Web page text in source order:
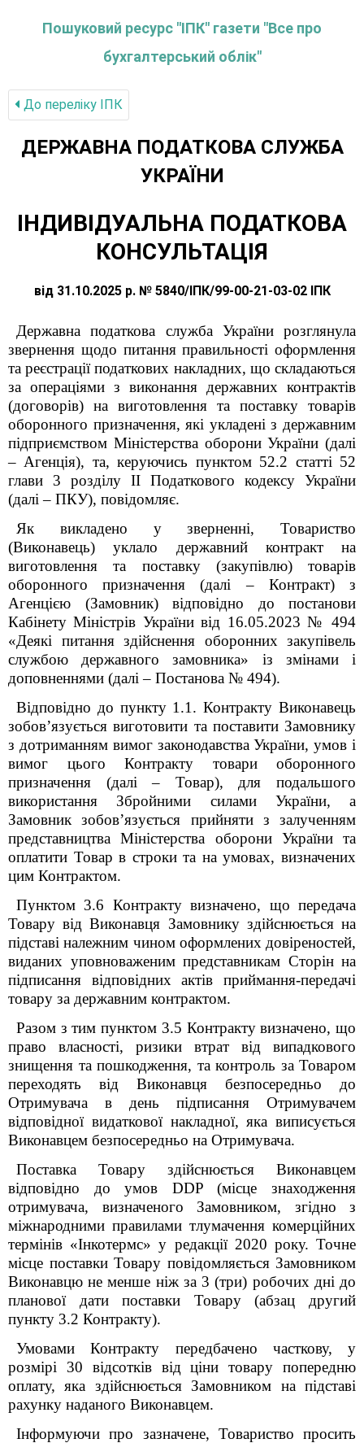
Пошуковий ресурс "ІПК" газети "Все про
бухгалтерський облік"
До переліку IПК
ДЕРЖАВНА ПОДАТКОВА СЛУЖБА
УКРАЇНИ
ІНДИВІДУАЛЬНА ПОДАТКОВА
КОНСУЛЬТАЦІЯ
від 31.10.2025 р. № 5840/ІПК/99-00-21-03-02 ІПК
Державна податкова служба України розглянула
звернення щодо питання правильності оформлення
та реєстрації податкових накладних, що складаються
за операціями з виконання державних контрактів
(договорів) на виготовлення та поставку товарів
оборонного призначення, які укладені з державним
підприємством Міністерства оборони України (далі
– Агенція), та, керуючись пунктом 52.2 статті 52
глави 3 розділу ІІ Податкового кодексу України
(далі – ПКУ), повідомляє.
Як викладено у зверненні, Товариство
(Виконавець) уклало державний контракт на
виготовлення та поставку (закупівлю) товарів
оборонного призначення (далі – Контракт) з
Агенцією (Замовник) відповідно до постанови
Кабінету Міністрів України від 16.05.2023 № 494
«Деякі питання здійснення оборонних закупівель
службою державного замовника» із змінами і
доповненнями (далі – Постанова № 494).
Відповідно до пункту 1.1. Контракту Виконавець
зобов’язується виготовити та поставити Замовнику
з дотриманням вимог законодавства України, умов і
вимог цього Контракту товари оборонного
призначення (далі – Товар), для подальшого
використання Збройними силами України, а
Замовник зобов’язується прийняти з залученням
представництва Міністерства оборони України та
оплатити Товар в строки та на умовах, визначених
цим Контрактом.
Пунктом 3.6 Контракту визначено, що передача
Товару від Виконавця Замовнику здійснюється на
підставі належним чином оформлених довіреностей,
виданих уповноваженим представникам Сторін на
підписання відповідних актів приймання-передачі
товару за державним контрактом.
Разом з тим пунктом 3.5 Контракту визначено, що
право власності, ризики втрат від випадкового
знищення та пошкодження, та контроль за Товаром
переходять від Виконавця безпосередньо до
Отримувача в день підписання Отримувачем
відповідної видаткової накладної, яка виписується
Виконавцем безпосередньо на Отримувача.
Поставка Товару здійснюється Виконавцем
відповідно до умов DDP (місце знаходження
отримувача, визначеного Замовником, згідно з
міжнародними правилами тлумачення комерційних
термінів «Інкотермс» у редакції 2020 року. Точне
місце поставки Товару повідомляється Замовником
Виконавцю не менше ніж за 3 (три) робочих дні до
планової дати поставки Товару (абзац другий
пункту 3.2 Контракту).
Умовами Контракту передбачено часткову, у
розмірі 30 відсотків від ціни товару попередню
оплату, яка здійснюється Замовником на підставі
рахунку наданого Виконавцем.
Інформуючи про зазначене, Товариство просить